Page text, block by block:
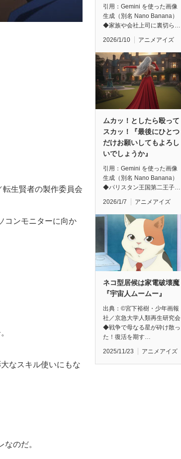
生賢者の製作委員会
コンモニターに向か
なスキル使いにもな
のだ。
引用：Gemini を使った画像
生成（別名 Nano Banana）
◆家族や会社上司に裏切ら…
2026/1/10 アニメアイズ
ムカッ！としたら殴って
スカッ！『最後にひとつ
だけお願いしてもよろし
いでしょうか』
引用：Gemini を使った画像
生成（別名 Nano Banana）
◆パリスタン王国第二王子…
2026/1/7 アニメアイズ
ネコ型居候は家電破壊魔
『宇宙人ムームー』
出典：©宮下裕樹・少年画報
社／京急大学人類再生研究会
◆戦争で母なる星が砕け散っ
た！復活を期す…
2025/11/23 アニメアイズ